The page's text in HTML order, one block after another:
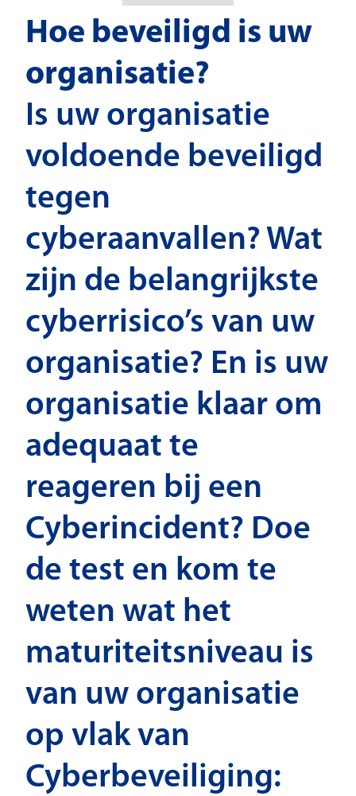
Hoe beveiligd is uw
organisatie?
Is uw organisatie
voldoende beveiligd
tegen
cyberaanvallen? Wat
zijn de belangrijkste
cyberrisico’s van uw
organisatie? En is uw
organisatie klaar om
adequaat te
reageren bij een
Cyberincident? Doe
de test en kom te
weten wat het
maturiteitsniveau is
van uw organisatie
op vlak van
Cyberbeveiliging: